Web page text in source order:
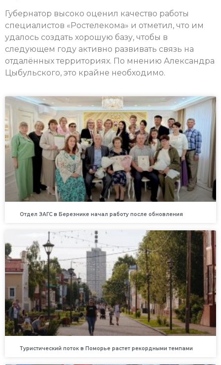
Губернатор высоко оценил качество работы
специалистов «Ростелекома» и отметил, что им
удалось создать хорошую базу, чтобы в
следующем году активно развивать связь на
отдалённых территориях. По мнению Александра
Цыбульского, это крайне необходимо.
Отдел ЗАГС в Березнике начал работу после обновления
Туристический поток в Поморье растет рекордными темпами